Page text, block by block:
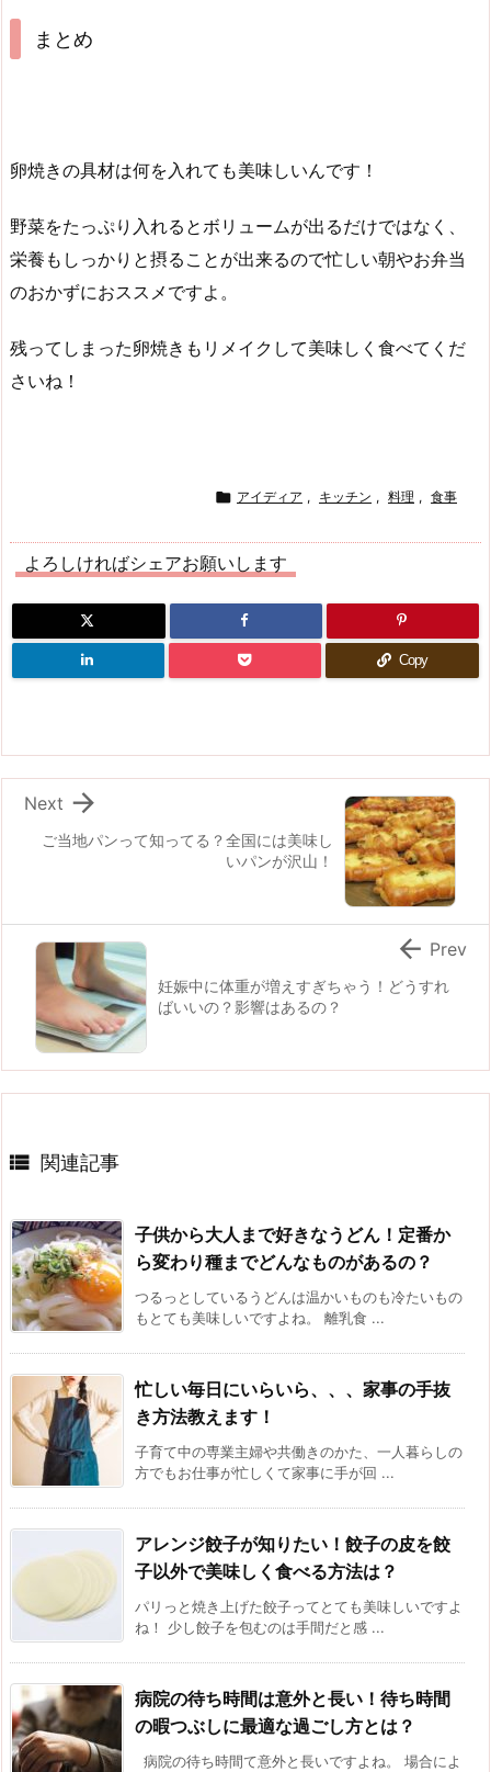
まとめ
卵焼きの具材は何を入れても美味しいんです！
野菜をたっぷり入れるとボリュームが出るだけではなく、
栄養もしっかりと摂ることが出来るので忙しい朝やお弁当
のおかずにおススメですよ。
残ってしまった卵焼きもリメイクして美味しく食べてくだ
さいね！
 アイディア , キッチン , 料理 , 食事
よろしければシェアお願いします
Copy
ご当地パンって知ってる？全国には美味し
いパンが沢山！

Next
妊娠中に体重が増えすぎちゃう！どうすれ
ばいいの？影響はあるの？
 Prev
 関連記事
子供から大人まで好きなうどん！定番か
ら変わり種までどんなものがあるの？
つるっとしているうどんは温かいものも冷たいもの
もとても美味しいですよね。 離乳食 ...
忙しい毎日にいらいら、、、家事の手抜
き方法教えます！
子育て中の専業主婦や共働きのかた、一人暮らしの
方でもお仕事が忙しくて家事に手が回 ...
アレンジ餃子が知りたい！餃子の皮を餃
子以外で美味しく食べる方法は？
パリっと焼き上げた餃子ってとても美味しいですよ
ね！ 少し餃子を包むのは手間だと感 ...
病院の待ち時間は意外と長い！待ち時間
の暇つぶしに最適な過ごし方とは？
病院の待ち時間て意外と長いですよね。 場合によ